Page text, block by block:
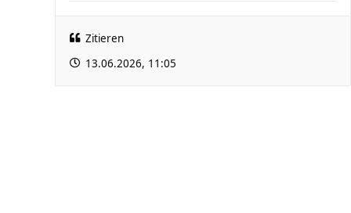
Zitieren
13.06.2026, 11:05